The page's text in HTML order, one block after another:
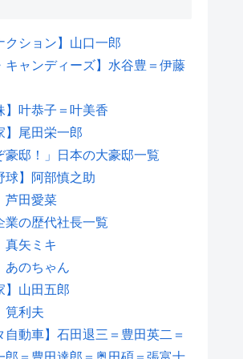
クション】山口一郎
キャンディーズ】水谷豊＝伊藤
】叶恭子＝叶美香
】尾田栄一郎
豪邸！」日本の大豪邸一覧
球】阿部慎之助
芦田愛菜
業の歴代社長一覧
真矢ミキ
あのちゃん
】山田五郎
筧利夫
自動車】石田退三＝豊田英二＝